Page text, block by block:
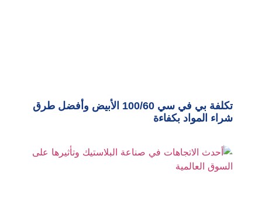
تكلفة بي في سي 100/60 الأبيض وأفضل طرق
شراء المواد بكفاءة